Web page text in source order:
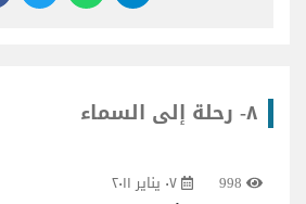
٨- رحلة إلى السماء
998 ٠٧ يناير ٢٠١١